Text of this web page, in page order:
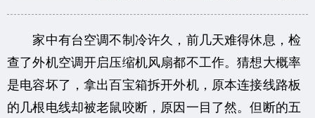
家中有台空调不制冷许久，前几天难得休息，检
查了外机空调开启压缩机风扇都不工作。猜想大概率
是电容坏了，拿出百宝箱拆开外机，原本连接线路板
的几根电线却被老鼠咬断，原因一目了然。但断的五